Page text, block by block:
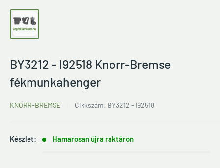
BY3212 - I92518 Knorr-Bremse
fékmunkahenger
KNORR-BREMSE Cikkszám: BY3212 - I92518
Készlet: Hamarosan újra raktáron